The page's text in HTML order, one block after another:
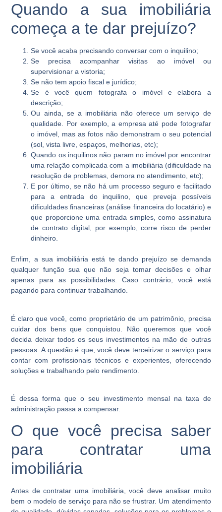
Quando a sua imobiliária
começa a te dar prejuízo?
Se você acaba precisando conversar com o inquilino;
Se precisa acompanhar visitas ao imóvel ou
supervisionar a vistoria;
Se não tem apoio fiscal e jurídico;
Se é você quem fotografa o imóvel e elabora a
descrição;
Ou ainda, se a imobiliária não oferece um serviço de
qualidade. Por exemplo, a empresa até pode fotografar
o imóvel, mas as fotos não demonstram o seu potencial
(sol, vista livre, espaços, melhorias, etc);
Quando os inquilinos não param no imóvel por encontrar
uma relação complicada com a imobiliária (dificuldade na
resolução de problemas, demora no atendimento, etc);
E por último, se não há um processo seguro e facilitado
para a entrada do inquilino, que preveja possíveis
dificuldades financeiras (análise financeira do locatário) e
que proporcione uma entrada simples, como assinatura
de contrato digital, por exemplo, corre risco de perder
dinheiro.
Enfim, a sua imobiliária está te dando prejuízo se demanda
qualquer função sua que não seja tomar decisões e olhar
apenas para as possibilidades. Caso contrário, você está
pagando para continuar trabalhando.
É claro que você, como proprietário de um patrimônio, precisa
cuidar dos bens que conquistou. Não queremos que você
decida deixar todos os seus investimentos na mão de outras
pessoas. A questão é que, você deve terceirizar o serviço para
contar com profissionais técnicos e experientes, oferecendo
soluções e trabalhando pelo rendimento.
É dessa forma que o seu investimento mensal na taxa de
administração passa a compensar.
O que você precisa saber
para contratar uma
imobiliária
Antes de contratar uma imobiliária, você deve analisar muito
bem o modelo de serviço para não se frustrar. Um atendimento